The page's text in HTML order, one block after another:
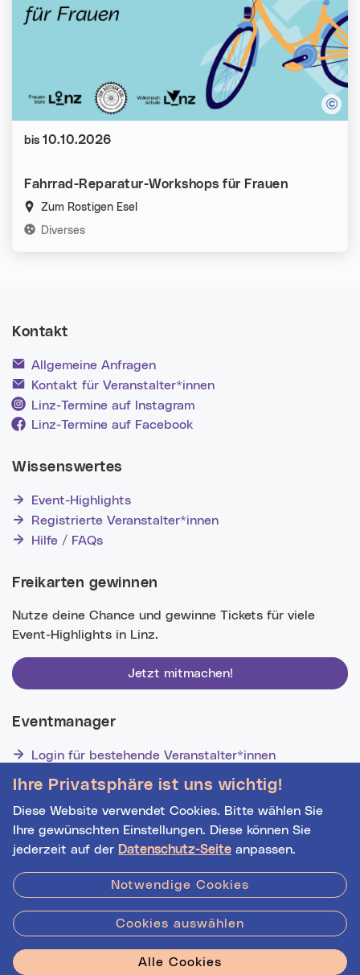
Datenquelle: basemap.at
Fahrrad-Reparatur-Workshops für Frauen
Zum Rostigen Esel
Kategorien:
Diverses
Datum:
bis 10.10.2026
Ihre Privatsphäre ist uns wichtig!
Diese Website verwendet Cookies. Bitte wählen Sie
Ihre gewünschten Einstellungen. Diese können Sie
jederzeit auf der Datenschutz-Seite anpassen.
Notwendige Cookies
Cookies auswählen
Alle Cookies
Kontakt
Allgemeine Anfragen
Kontakt für Veranstalter*innen
Linz-Termine auf Instagram
Linz-Termine auf Facebook
Wissenswertes
Event-Highlights
Registrierte Veranstalter*innen
Hilfe / FAQs
Freikarten gewinnen
Nutze deine Chance und gewinne Tickets für viele
Event-Highlights in Linz.
Jetzt mitmachen!
Eventmanager
Login für bestehende Veranstalter*innen
Veranstalter*innen!